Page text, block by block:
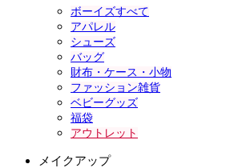
ボーイズすべて
アパレル
シューズ
バッグ
財布・ケース・小物
ファッション雑貨
ベビーグッズ
福袋
アウトレット
メイクアップ